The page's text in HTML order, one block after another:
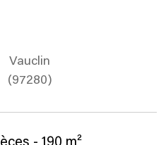
Vauclin
(97280)